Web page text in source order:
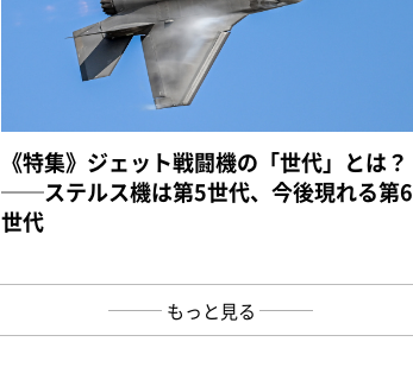
《特集》ジェット戦闘機の「世代」とは？
──ステルス機は第5世代、今後現れる第6
世代
もっと見る